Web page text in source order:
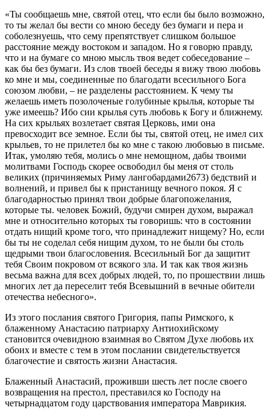
«Ты сообщаешь мне, святой отец, что если бы было возможно,
то ты желал бы вести со мною беседу без бумаги и пера и
соболезнуешь, что сему препятствует слишком большое
расстояние между востоком и западом. Но я говорю правду,
что и на бумаге со мною мысль твоя ведет собеседование –
как бы без бумаги. Из слов твоей беседы я вижу твою любовь
ко мне и мы, соединенные по благодати всесильного Бога
союзом любви, – не разделены расстоянием. К чему ты
желаешь иметь позолоченые голубиные крылья, которые ты
уже имеешь? Ибо сии крылья суть любовь к Богу и ближнему.
На сих крыльях возлетает святая Церковь, ими она
превосходит все земное. Если бы ты, святой отец, не имел сих
крыльев, то не прилетел бы ко мне с такою любовью в письме.
Итак, умоляю тебя, молись о мне немощном, дабы твоими
молитвами Господь скорее освободил бы меня от столь
великих (причиняемых Риму лангобардами2673) бедствий и
волнений, и привел бы к пристанищу вечного покоя. Я с
благодарностью принял твои добрые благопожелания,
которые ты. человек Божий, будучи смирен духом, выражал
мне и относительно которых ты говоришь: что в состоянии
отдать нищий кроме того, что принадлежит нищему? Но, если
бы ты не соделал себя нищим духом, то не были бы столь
щедрыми твои благословения. Всесильный Бог да защитит
тебя Своим покровом от всякого зла. И так как твоя жизнь
весьма важна для всех добрых людей, то, по прошествии лишь
многих лет да переселит тебя Всевышний в вечные обители
отечества небесного».
Из этого послания святого Григория, папы Римского, к
блаженному Анастасию патриарху Антиохийскому
становится очевидною взаимная во Святом Духе любовь их
обоих и вместе с тем в этом послании свидетельствуется
благочестие и святость жизни Анастасия.
Блаженный Анастасий, проживши шесть лет после своего
возвращения на престол, преставился ко Господу на
четырнадцатом году царствования императора Маврикия.